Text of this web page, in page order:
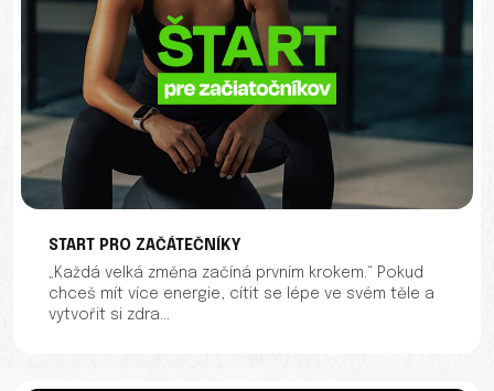
START PRO ZAČÁTEČNÍKY
„Každá velká změna začíná prvním krokem.“ Pokud
chceš mít více energie, cítit se lépe ve svém těle a
vytvořit si zdra...